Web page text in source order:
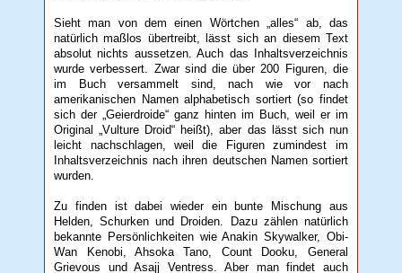
Sieht man von dem einen Wörtchen „alles“ ab, das
natürlich maßlos übertreibt, lässt sich an diesem Text
absolut nichts aussetzen. Auch das Inhaltsverzeichnis
wurde verbessert. Zwar sind die über 200 Figuren, die
im Buch versammelt sind, nach wie vor nach
amerikanischen Namen alphabetisch sortiert (so findet
sich der „Geierdroide“ ganz hinten im Buch, weil er im
Original „Vulture Droid“ heißt), aber das lässt sich nun
leicht nachschlagen, weil die Figuren zumindest im
Inhaltsverzeichnis nach ihren deutschen Namen sortiert
wurden.
Zu finden ist dabei wieder ein bunte Mischung aus
Helden, Schurken und Droiden. Dazu zählen natürlich
bekannte Persönlichkeiten wie Anakin Skywalker, Obi-
Wan Kenobi, Ahsoka Tano, Count Dooku, General
Grievous und Asajj Ventress. Aber man findet auch